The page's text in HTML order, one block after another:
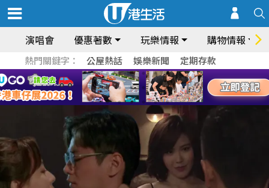
演唱會 優惠著數 玩樂情報 購物情報
熱門關鍵字： 公屋熱話 娛樂新聞 定期存款